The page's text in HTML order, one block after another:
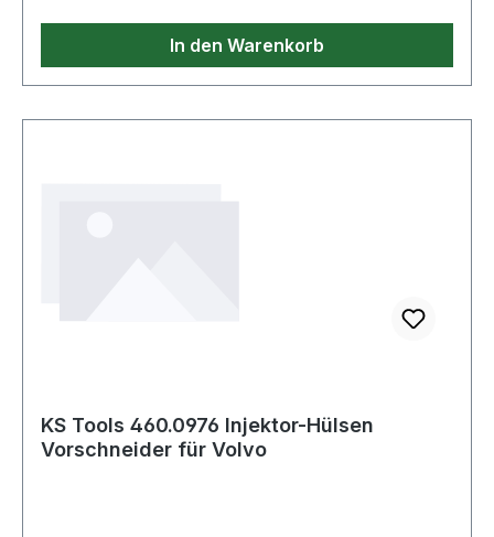
In den Warenkorb
KS Tools 460.0976 Injektor-Hülsen
Vorschneider für Volvo